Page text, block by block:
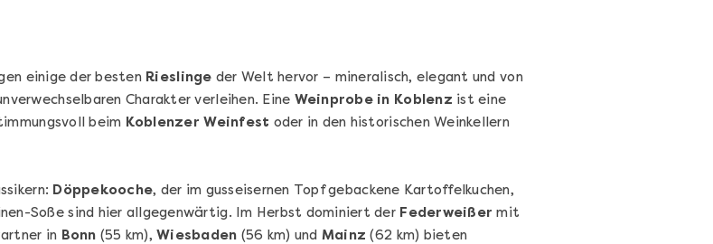
einige der besten Rieslinge der Welt hervor – mineralisch, elegant und von
Charakter verleihen. Eine Weinprobe in Koblenz ist eine
beim Koblenzer Weinfest oder in den historischen Weinkellern
Döppekooche, der im gusseisernen Topf gebackene Kartoffelkuchen,
Soße sind hier allgegenwärtig. Im Herbst dominiert der Federweißer mit
in Bonn (55 km),Wiesbaden (56 km) und Mainz (62 km) bieten